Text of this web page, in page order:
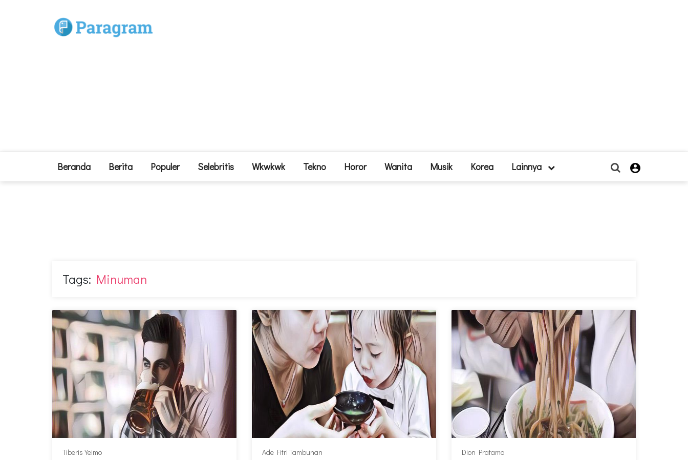
Beranda Berita Populer Selebritis Wkwkwk Tekno Horor Wanita Musik Korea Lainnya 
Tags: Minuman
Tiberis Yeimo Ade Fitri Tambunan Dion Pratama